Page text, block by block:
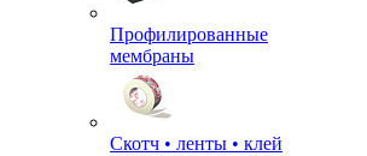
Профилированные
мембраны
Скотч • ленты • клей